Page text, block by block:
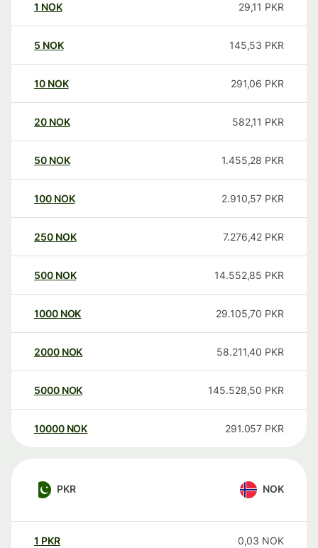
1 NOK 29,11 PKR
5 NOK 145,53 PKR
10 NOK 291,06 PKR
20 NOK 582,11 PKR
50 NOK 1.455,28 PKR
100 NOK 2.910,57 PKR
250 NOK 7.276,42 PKR
500 NOK 14.552,85 PKR
1000 NOK 29.105,70 PKR
2000 NOK 58.211,40 PKR
5000 NOK 145.528,50 PKR
10000 NOK 291.057 PKR
PKR NOK
1 PKR 0,03 NOK